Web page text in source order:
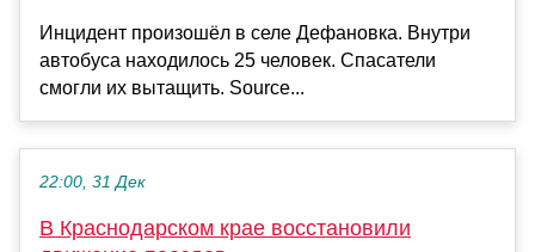
Инцидент произошёл в селе Дефановка. Внутри
автобуса находилось 25 человек. Спасатели
смогли их вытащить. Source...
22:00, 31 Дек
В Краснодарском крае восстановили